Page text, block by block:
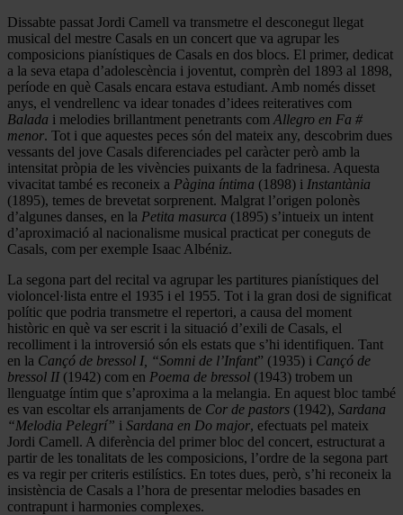
Dissabte passat Jordi Camell va transmetre el desconegut llegat
musical del mestre Casals en un concert que va agrupar les
composicions pianístiques de Casals en dos blocs. El primer, dedicat
a la seva etapa d’adolescència i joventut, comprèn del 1893 al 1898,
període en què Casals encara estava estudiant. Amb només disset
anys, el vendrellenc va idear tonades d’idees reiteratives com
Balada i melodies brillantment penetrants com Allegro en Fa #
menor. Tot i que aquestes peces són del mateix any, descobrim dues
vessants del jove Casals diferenciades pel caràcter però amb la
intensitat pròpia de les vivències puixants de la fadrinesa. Aquesta
vivacitat també es reconeix a Pàgina íntima (1898) i Instantània
(1895), temes de brevetat sorprenent. Malgrat l’origen polonès
d’algunes danses, en la Petita masurca (1895) s’intueix un intent
d’aproximació al nacionalisme musical practicat per coneguts de
Casals, com per exemple Isaac Albéniz.
La segona part del recital va agrupar les partitures pianístiques del
violoncel·lista entre el 1935 i el 1955. Tot i la gran dosi de significat
polític que podria transmetre el repertori, a causa del moment
històric en què va ser escrit i la situació d’exili de Casals, el
recolliment i la introversió són els estats que s’hi identifiquen. Tant
en la Cançó de bressol I, “Somni de l’Infant” (1935) i Cançó de
bressol II(1942) com en Poema de bressol (1943) trobem un
llenguatge íntim que s’aproxima a la melangia. En aquest bloc també
es van escoltar els arranjaments de Cor de pastors (1942), Sardana
“Melodia Pelegrí” i Sardana en Do major, efectuats pel mateix
Jordi Camell. A diferència del primer bloc del concert, estructurat a
partir de les tonalitats de les composicions, l’ordre de la segona part
es va regir per criteris estilístics. En totes dues, però, s’hi reconeix la
insistència de Casals a l’hora de presentar melodies basades en
contrapunt i harmonies complexes.